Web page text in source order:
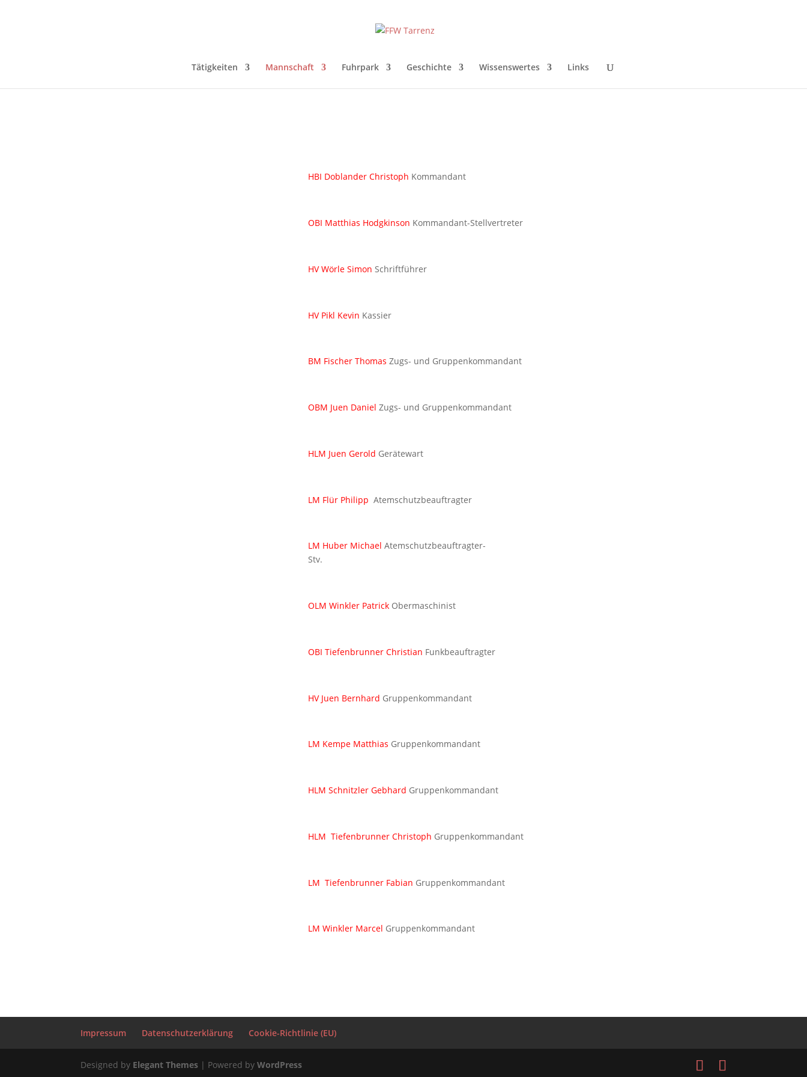
Tätigkeiten Mannschaft Fuhrpark Geschichte Wissenswertes Links
HBI Doblander Christoph Kommandant
OBI Matthias Hodgkinson Kommandant-Stellvertreter
HV Wörle Simon Schriftführer
HV Pikl Kevin Kassier
BM Fischer Thomas Zugs- und Gruppenkommandant
OBM Juen Daniel Zugs- und Gruppenkommandant
HLM Juen Gerold Gerätewart
LM Flür Philipp Atemschutzbeauftragter
LM Huber Michael Atemschutzbeauftragter-
Stv.
OLM Winkler PatrickObermaschinist
OBI Tiefenbrunner Christian Funkbeauftragter
HV Juen Bernhard Gruppenkommandant
LM Kempe Matthias Gruppenkommandant
HLM Schnitzler Gebhard Gruppenkommandant
HLM Tiefenbrunner Christoph Gruppenkommandant
LM Tiefenbrunner Fabian Gruppenkommandant
LM Winkler Marcel Gruppenkommandant
Impressum Datenschutzerklärung Cookie-Richtlinie (EU)
Designed by Elegant Themes | Powered byWordPress